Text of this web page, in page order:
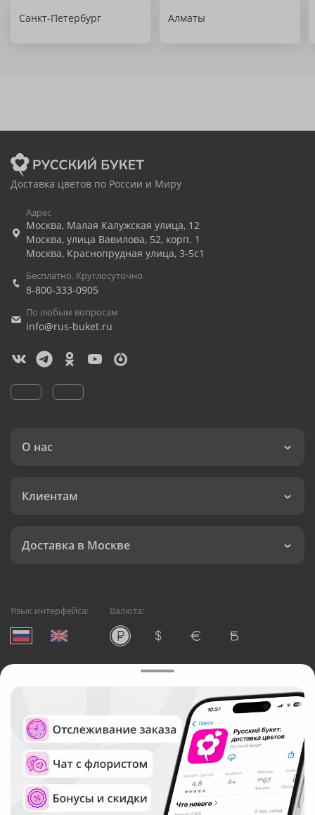
Санкт-Петербург Алматы
Доставка цветов по России и Миру
Адрес
Москва, Малая Калужская улица, 12
Москва, улица Вавилова, 52, корп. 1
Москва, Краснопрудная улица, 3-5с1
Бесплатно. Круглосуточно
8-800-333-0905
По любым вопросам
info@rus-buket.ru
О нас
Клиентам
Доставка в Москве
Язык интерфейса: Валюта:
Служба круглосуточной доставки цветов в Москве
Русский Букет, 2026
Общество с ограниченной ответственностью «Технология»
ОГРН: 1195476081745, ИНН: 5410081997
Юридический адрес: г. Новосибирск, ул. Ипподромская,
д.42, оф. 3
Рейтинг Русского букета в г. Москва